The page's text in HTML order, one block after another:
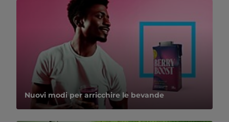
Nuovi modi per arricchire le bevande